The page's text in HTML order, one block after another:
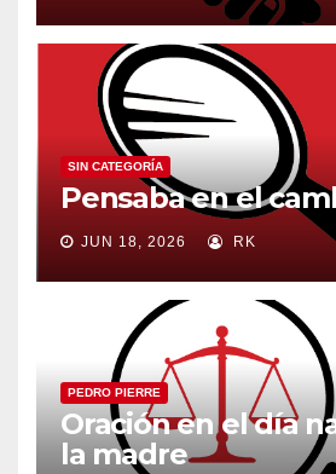
SIN CATEGORÍA
Pensaba en el
JUN 18, 2026 RK
PEDRO PIERRE
Oración en el día
la madre